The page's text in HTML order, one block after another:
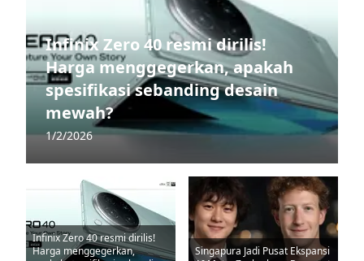
Infinix Zero 40 resmi dirilis!
Harga menggegerkan, apakah
spesifikasi sebanding desain
mewah?
1/2/2026
Infinix Zero 40 resmi dirilis!
Harga menggegerkan,
Singapura Jadi Pusat Ekspansi